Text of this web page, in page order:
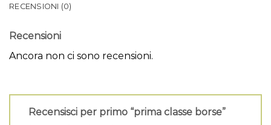
RECENSIONI (0)
Recensioni
Ancora non ci sono recensioni.
Recensisci per primo “prima classe borse”